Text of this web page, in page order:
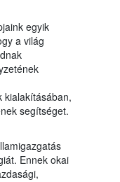
egyik
a világ
kialakításában,
segítséget.
Ennek okai